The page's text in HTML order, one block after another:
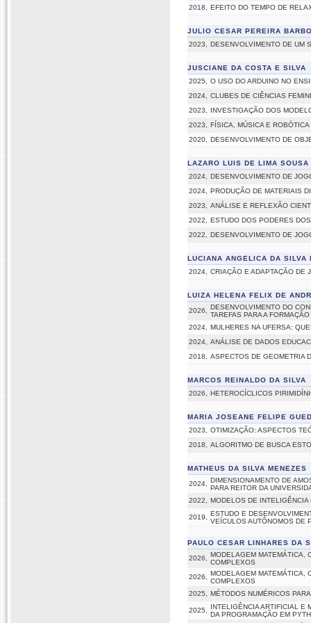
2018, EFEITO DO TEMPO DE
JULIO CESAR PEREIRA
2023,
DESENVOLVIMENTO DE UM
JUSCIANE DA COSTA E SILVA
2025,
O USO DO ARDUINO NO
2024,
CLUBES DE CIÊNCIAS
2023,
INVESTIGAÇÃO DOS
2023,
FÍSICA, MÚSICA E ROBÓTICA
2020,
DESENVOLVIMENTO DE
LAZARO LUIS DE LIMA SOUSA
2024,
DESENVOLVIMENTO DE
2024,
PRODUÇÃO DE MATERIAIS
2023,
ANÁLISE E REFLEXÃO
2022,
ESTUDO DOS PODERES
2022,
DESENVOLVIMENTO DE
LUCIANA ANGELICA DA SILVA
2024,
CRIAÇÃO E ADAPTAÇÃO DE
LUIZA HELENA FELIX DE
2026,
DESENVOLVIMENTO DO
TAREFAS PARA A
2024,
MULHERES NA UFERSA:
2024,
ANÁLISE DE DADOS
2018,
ASPECTOS DE GEOMETRIA
MARCOS REINALDO DA SILVA
2026,
HETEROCÍCLICOS
MARIA JOSEANE FELIPE
2023,
OTIMIZAÇÃO: ASPECTOS
2018,
ALGORITMO DE BUSCA
MATHEUS DA SILVA MENEZES
2024,
DIMENSIONAMENTO DE
PARA REITOR DA
2022,
MODELOS DE INTELIGÊNCIA
2019,
ESTUDO E
VEÍCULOS AUTÔNOMOS DE
PAULO CESAR LINHARES DA
2026,
MODELAGEM MATEMÁTICA,
COMPLEXOS
2026,
MODELAGEM MATEMÁTICA,
COMPLEXOS
2025,
MÉTODOS NUMÉRICOS
2025,
INTELIGÊNCIA ARTIFICIAL E
DA PROGRAMAÇÃO EM